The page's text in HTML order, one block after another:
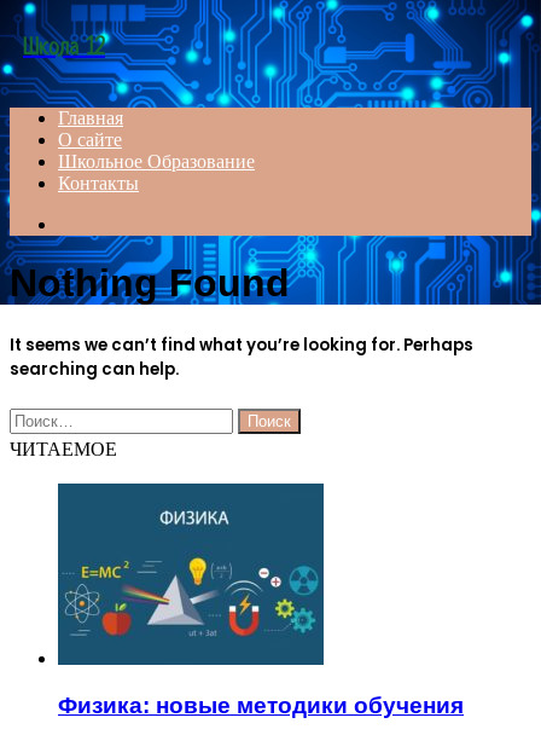
Menu
Школа 12
Главная
О сайте
Школьное Образование
Контакты
for
Nothing Found
It seems we can’t find what you’re looking for. Perhaps
searching can help.
Найти:
ЧИТАЕМОЕ
Физика: новые методики обучения